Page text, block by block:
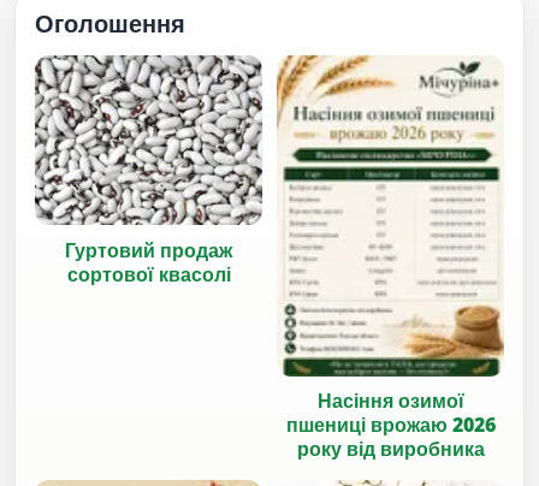
Оголошення
Гуртовий продаж
сортової квасолі
Насіння озимої
пшениці врожаю 2026
року від виробника